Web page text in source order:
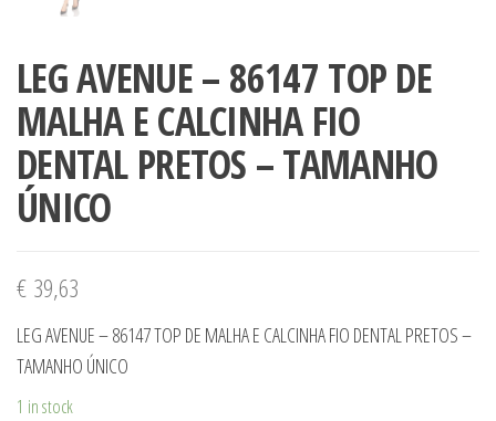
LEG AVENUE – 86147 TOP DE
MALHA E CALCINHA FIO
DENTAL PRETOS – TAMANHO
ÚNICO
€ 39,63
LEG AVENUE – 86147 TOP DE MALHA E CALCINHA FIO DENTAL PRETOS –
TAMANHO ÚNICO
1 in stock